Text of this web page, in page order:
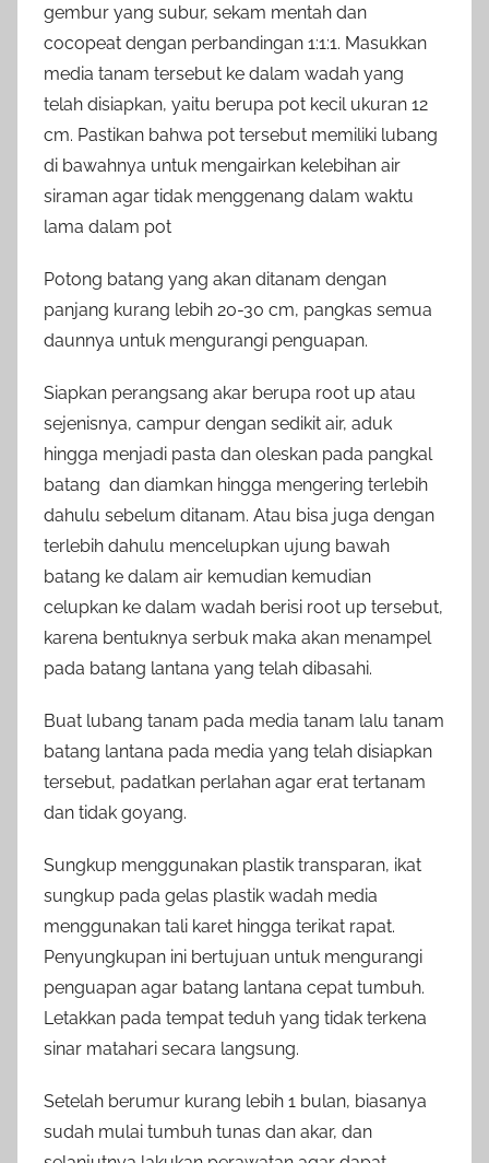
gembur yang subur, sekam mentah dan
cocopeat dengan perbandingan 1:1:1. Masukkan
media tanam tersebut ke dalam wadah yang
telah disiapkan, yaitu berupa pot kecil ukuran 12
cm. Pastikan bahwa pot tersebut memiliki lubang
di bawahnya untuk mengairkan kelebihan air
siraman agar tidak menggenang dalam waktu
lama dalam pot
Potong batang yang akan ditanam dengan
panjang kurang lebih 20-30 cm, pangkas semua
daunnya untuk mengurangi penguapan.
Siapkan perangsang akar berupa root up atau
sejenisnya, campur dengan sedikit air, aduk
hingga menjadi pasta dan oleskan pada pangkal
batang dan diamkan hingga mengering terlebih
dahulu sebelum ditanam. Atau bisa juga dengan
terlebih dahulu mencelupkan ujung bawah
batang ke dalam air kemudian kemudian
celupkan ke dalam wadah berisi root up tersebut,
karena bentuknya serbuk maka akan menampel
pada batang lantana yang telah dibasahi.
Buat lubang tanam pada media tanam lalu tanam
batang lantana pada media yang telah disiapkan
tersebut, padatkan perlahan agar erat tertanam
dan tidak goyang.
Sungkup menggunakan plastik transparan, ikat
sungkup pada gelas plastik wadah media
menggunakan tali karet hingga terikat rapat.
Penyungkupan ini bertujuan untuk mengurangi
penguapan agar batang lantana cepat tumbuh.
Letakkan pada tempat teduh yang tidak terkena
sinar matahari secara langsung.
Setelah berumur kurang lebih 1 bulan, biasanya
sudah mulai tumbuh tunas dan akar, dan